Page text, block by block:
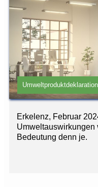
Erkelenz, Februar
Umweltauswirkungen
Bedeutung denn je.